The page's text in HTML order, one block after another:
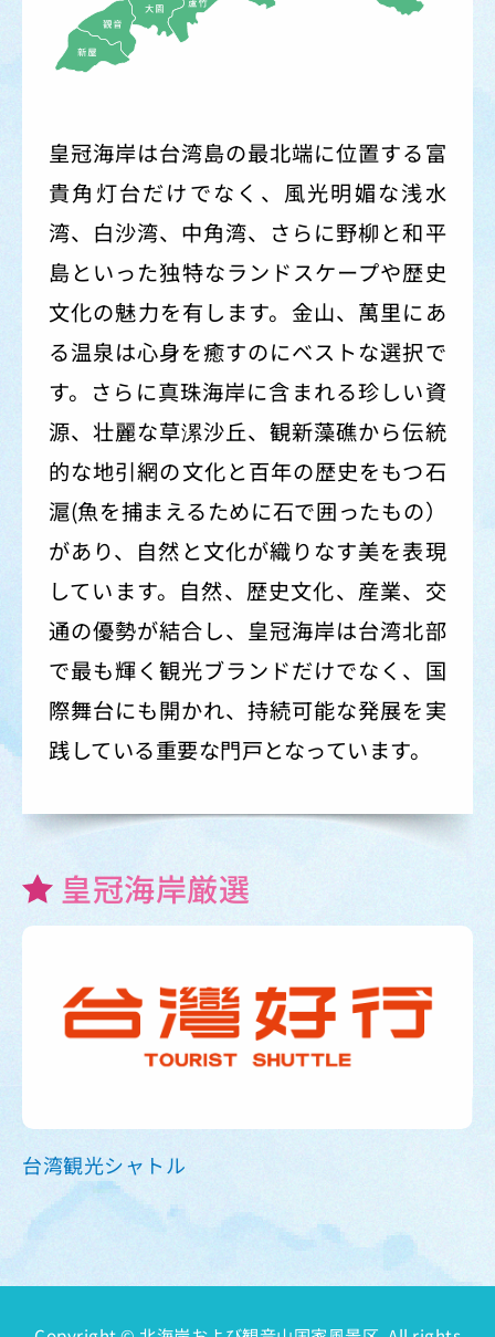
皇冠海岸は台湾島の最北端に位置する富
貴角灯台だけでなく、風光明媚な浅水
湾、白沙湾、中角湾、さらに野柳と和平
島といった独特なランドスケープや歴史
文化の魅力を有します。金山、萬里にあ
る温泉は心身を癒すのにベストな選択で
す。さらに真珠海岸に含まれる珍しい資
源、壮麗な草漯沙丘、観新藻礁から伝統
的な地引網の文化と百年の歴史をもつ石
滬(魚を捕まえるために石で囲ったもの）
があり、自然と文化が織りなす美を表現
しています。自然、歴史文化、産業、交
通の優勢が結合し、皇冠海岸は台湾北部
で最も輝く観光ブランドだけでなく、国
際舞台にも開かれ、持続可能な発展を実
践している重要な門戸となっています。
皇冠海岸厳選
台湾観光シャトル